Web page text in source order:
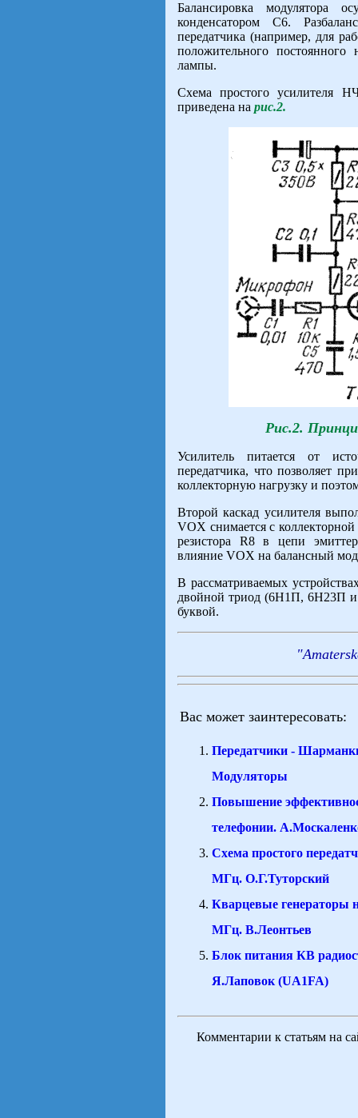
Балансировка модулятора
конденсатором С6.
передатчика (например, для
положительного
лампы.
Схема простого усилителя
приведена на рис.2.
Рис.2.
Усилитель питается от
передатчика, что позволяет
коллекторную нагрузку и
Второй каскад усилителя
VOX снимается с
резистора R8 в цепи
влияние VOX на балансный
В рассматриваемых
двойной триод (6Н1П, 6Н23П
буквой.
Вас может заинтересовать:
Передатчики -
Модуляторы
Повышение
телефонии.
Схема простого
МГц. О.Г.Туторский
Кварцевые генераторы
МГц. В.Леонтьев
Блок питания КВ
Я.Лаповок (UA1FA)
Комментарии к статьям на